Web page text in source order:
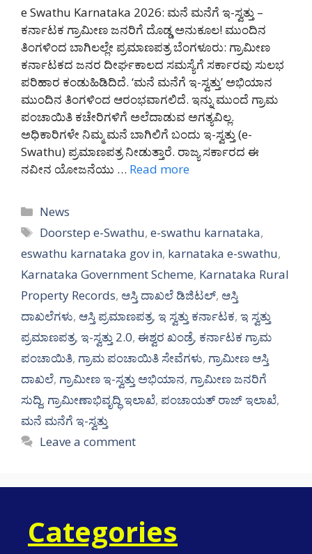
e Swathu Karnataka 2026: ಮನೆ ಮನೆಗೆ ಇ-ಸ್ವತ್ತು –
ಕರ್ನಾಟಕ ಗ್ರಾಮೀಣ ಜನರಿಗೆ ದೊಡ್ಡ ಅನುಕೂಲ! ಮುಂದಿನ
ತಿಂಗಳಿಂದ ಬಾಗಿಲಲ್ಲೇ ಪ್ರಮಾಣಪತ್ರ ಬೆಂಗಳೂರು: ಗ್ರಾಮೀಣ
ಕರ್ನಾಟಕದ ಜನರ ದೀರ್ಘಕಾಲದ ಸಮಸ್ಯೆಗೆ ಸರ್ಕಾರವು ಸುಲಭ
ಪರಿಹಾರ ಕಂಡುಹಿಡಿದಿದೆ. ‘ಮನೆ ಮನೆಗೆ ಇ-ಸ್ವತ್ತು’ ಅಭಿಯಾನ
ಮುಂದಿನ ತಿಂಗಳಿಂದ ಆರಂಭವಾಗಲಿದೆ. ಇನ್ನು ಮುಂದೆ ಗ್ರಾಮ
ಪಂಚಾಯಿತಿ ಕಚೇರಿಗಳಿಗೆ ಅಲೆದಾಡುವ ಅಗತ್ಯವಿಲ್ಲ.
ಅಧಿಕಾರಿಗಳೇ ನಿಮ್ಮ ಮನೆ ಬಾಗಿಲಿಗೆ ಬಂದು ಇ-ಸ್ವತ್ತು (e-
Swathu) ಪ್ರಮಾಣಪತ್ರ ನೀಡುತ್ತಾರೆ. ರಾಜ್ಯ ಸರ್ಕಾರದ ಈ
ನವೀನ ಯೋಜನೆಯು … Read more
Categories
News
Tags
Doorstep e-Swathu,e-swathu karnataka,
eswathu karnataka gov in, karnataka e-swathu,
Karnataka Government Scheme, Karnataka Rural
Property Records, ಆಸ್ತಿ ದಾಖಲೆ ಡಿಜಿಟಲ್, ಆಸ್ತಿ
ದಾಖಲೆಗಳು, ಆಸ್ತಿ ಪ್ರಮಾಣಪತ್ರ, ಇ ಸ್ವತ್ತು ಕರ್ನಾಟಕ, ಇ ಸ್ವತ್ತು
ಪ್ರಮಾಣಪತ್ರ, ಇ-ಸ್ವತ್ತು 2.0, ಈಶ್ವರ ಖಂಡ್ರೆ, ಕರ್ನಾಟಕ ಗ್ರಾಮ
ಪಂಚಾಯಿತಿ, ಗ್ರಾಮ ಪಂಚಾಯಿತಿ ಸೇವೆಗಳು, ಗ್ರಾಮೀಣ ಆಸ್ತಿ
ದಾಖಲೆ, ಗ್ರಾಮೀಣ ಇ-ಸ್ವತ್ತು ಅಭಿಯಾನ, ಗ್ರಾಮೀಣ ಜನರಿಗೆ
ಸುದ್ದಿ, ಗ್ರಾಮೀಣಾಭಿವೃದ್ಧಿ ಇಲಾಖೆ, ಪಂಚಾಯತ್ ರಾಜ್ ಇಲಾಖೆ,
ಮನೆ ಮನೆಗೆ ಇ-ಸ್ವತ್ತು
Leave a comment
Categories